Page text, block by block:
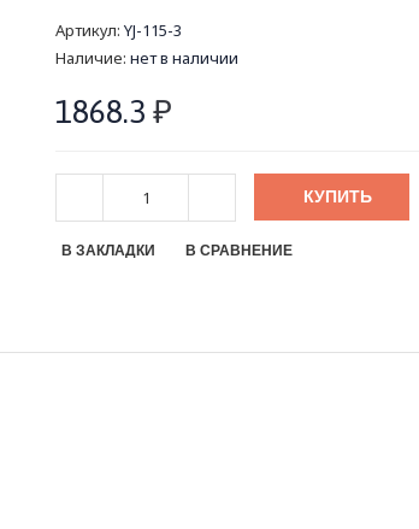
Артикул: YJ-115-3
Наличие: нет в наличии
1868.3 ₽
КУПИТЬ
В ЗАКЛАДКИ В СРАВНЕНИЕ